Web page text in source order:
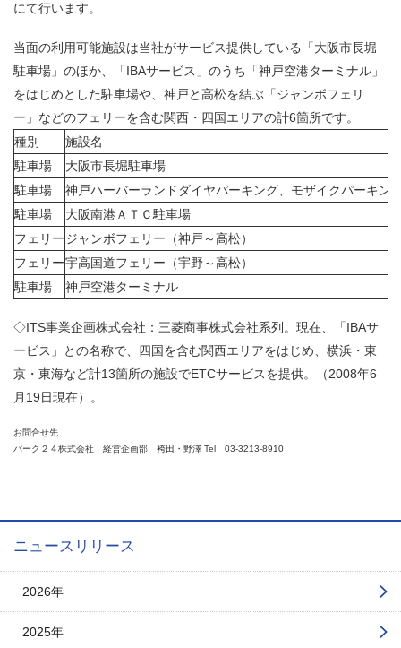
にて行います。
当面の利用可能施設は当社がサービス提供している「大阪市長堀
駐車場」のほか、「IBAサービス」のうち「神戸空港ターミナル」
をはじめとした駐車場や、神戸と高松を結ぶ「ジャンボフェリ
ー」などのフェリーを含む関西・四国エリアの計6箇所です。
種別
施設名
駐車場
大阪市長堀駐車場
駐車場
神戸ハーバーランドダイヤパーキング、モザイクパーキン
駐車場
大阪南港ＡＴＣ駐車場
フェリージャンボフェリー（神戸～高松）
フェリー宇高国道フェリー（宇野～高松）
駐車場
神戸空港ターミナル
◇ITS事業企画株式会社： 三菱商事株式会社系列。現在、「IBAサ
ービス」との名称で、四国を含む関西エリアをはじめ、横浜・東
京・東海など計13箇所の施設でETCサービスを提供。（2008年6
月19日現在）。
お問合せ先
パーク２４株式会社 経営企画部 袴田・野澤 Tel 03-3213-8910
ニュースリリース
2026年
2025年